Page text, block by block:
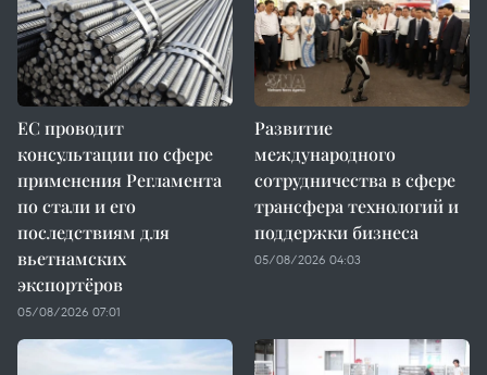
ЕС проводит
консультации по сфере
применения Регламента
по стали и его
последствиям для
вьетнамских
экспортёров
05/08/2026 07:01
Развитие
международного
сотрудничества в сфере
трансфера технологий и
поддержки бизнеса
05/08/2026 04:03